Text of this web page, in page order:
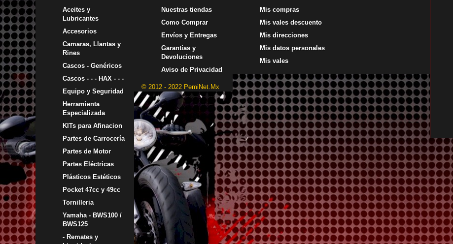
Aceites y
Lubricantes
Accesorios
Camaras, Llantas y
Rines
Cascos - Genéricos
Cascos - - - HAX - - -
Equipo y Seguridad
Herramienta
Especializada
KITs para Afinacion
Partes de Carrocería
Partes de Motor
Partes Eléctricas
Plásticos Estéticos
Pocket 47cc y 49cc
Tornilleria
Yamaha - BWS100 /
BWS125
- Remates y
Nuestras tiendas
Como Comprar
Envíos y Entregas
Garantías y
Devoluciones
Aviso de Privacidad
© 2012 - 2022 PemiNet.Mx
Mis compras
Mis vales descuento
Mis direcciones
Mis datos personales
Mis vales